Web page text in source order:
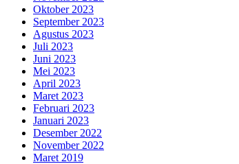
Oktober 2023
September 2023
Agustus 2023
Juli 2023
Juni 2023
Mei 2023
April 2023
Maret 2023
Februari 2023
Januari 2023
Desember 2022
November 2022
Maret 2019